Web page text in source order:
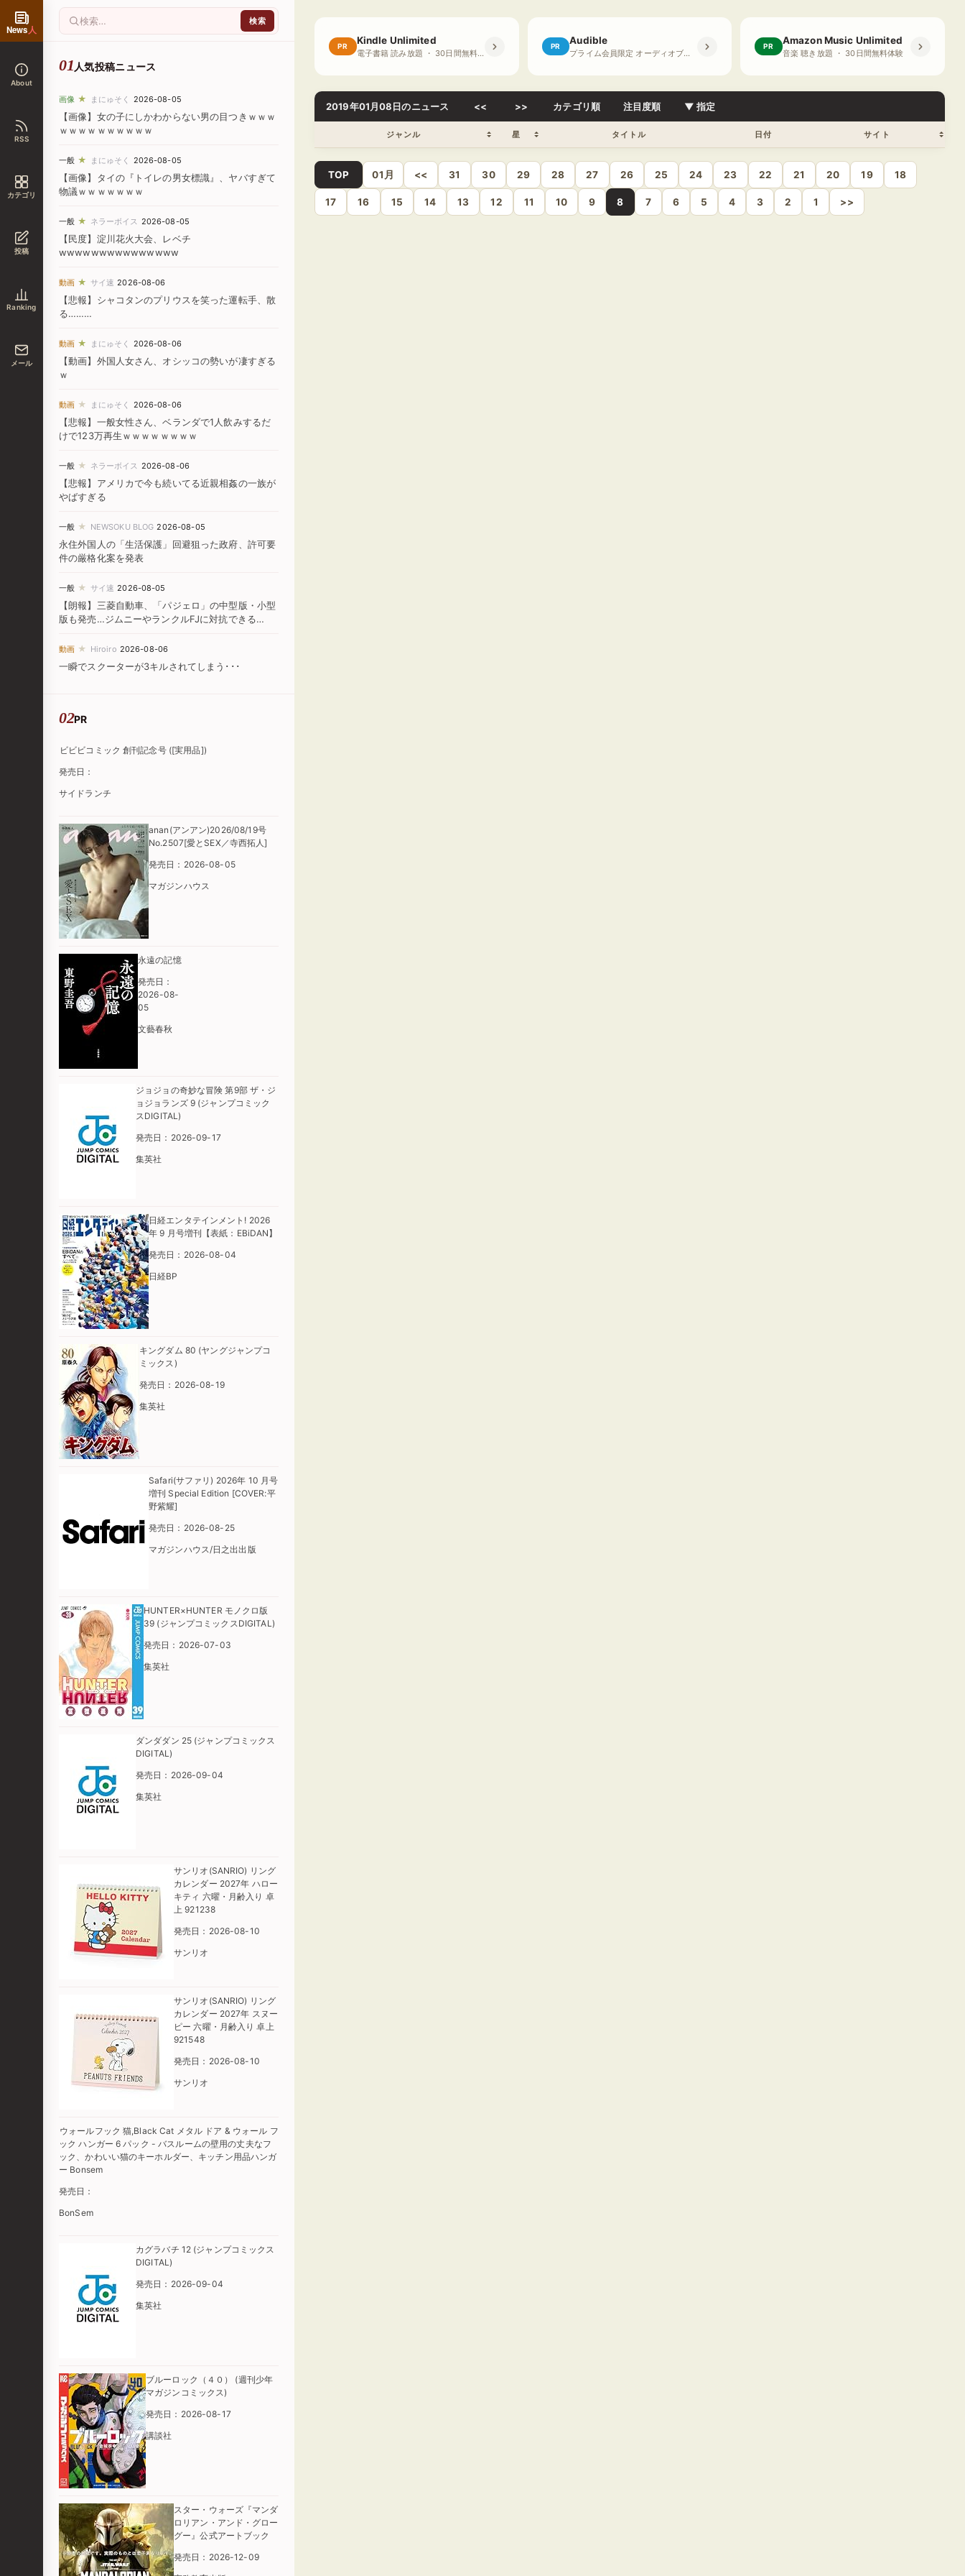
News人
About
RSS
カテゴリ
投稿
Ranking
メール
人気投稿ニュース
画像 ★ まにゅそく 2026-08-05
【画像】女の子にしかわからない男の目つきｗｗｗ
ｗｗｗｗｗｗｗｗｗｗ
一般 ★ まにゅそく 2026-08-05
【画像】タイの『トイレの男女標識』、ヤバすぎて
物議ｗｗｗｗｗｗｗ
一般 ★ ネラーボイス 2026-08-05
【民度】淀川花火大会、レベチ
wwwwwwwwwwwwwww
動画 ★ サイ速 2026-08-06
【悲報】シャコタンのプリウスを笑った運転手、散
る………
動画 ★ まにゅそく 2026-08-06
【動画】外国人女さん、オシッコの勢いが凄すぎる
ｗ
動画 ★ まにゅそく 2026-08-06
【悲報】一般女性さん、ベランダで1人飲みするだ
けで123万再生ｗｗｗｗｗｗｗｗ
一般 ★ ネラーボイス 2026-08-06
【悲報】アメリカで今も続いてる近親相姦の一族が
やばすぎる
一般 ★ NEWSOKU BLOG 2026-08-05
永住外国人の「生活保護」回避狙った政府、許可要
件の厳格化案を発表
一般 ★ サイ速 2026-08-05
【朗報】三菱自動車、「パジェロ」の中型版・小型
版も発売…ジムニーやランクルFJに対抗できる
動画 ★ Hiroiro 2026-08-06
一瞬でスクーターが3キルされてしまう･･･
PR
ビビビコミック 創刊記念号 ([実用品])
発売日：
サイドランチ
anan(アンアン)2026/08/19号
No.2507[愛とSEX／寺西拓人]
発売日：2026-08-05
マガジンハウス
永遠の記憶
発売日：
2026-08-
05
文藝春秋
ジョジョの奇妙な冒険 第9部 ザ・ジ
ョジョランズ 9 (ジャンプコミック
スDIGITAL)
発売日：2026-09-17
集英社
日経エンタテインメント! 2026
年 9 月号増刊【表紙：EBiDAN】
発売日：2026-08-04
日経BP
キングダム 80 (ヤングジャンプコ
ミックス)
発売日：2026-08-19
集英社
Safari(サファリ) 2026年 10 月号
増刊 Special Edition [COVER:平
野紫耀]
発売日：2026-08-25
マガジンハウス/日之出出版
HUNTER×HUNTER モノクロ版
39 (ジャンプコミックスDIGITAL)
発売日：2026-07-03
集英社
ダンダダン 25 (ジャンプコミックス
DIGITAL)
発売日：2026-09-04
集英社
サンリオ(SANRIO) リング
カレンダー 2027年 ハロー
キティ 六曜・月齢入り 卓
上 921238
発売日：2026-08-10
サンリオ
サンリオ(SANRIO) リング
カレンダー 2027年 スヌー
ピー 六曜・月齢入り 卓上
921548
発売日：2026-08-10
サンリオ
ウォールフック 猫,Black Cat メタル ドア & ウォール フ
ック ハンガー 6 パック - バスルームの壁用の丈夫なフ
ック、かわいい猫のキーホルダー、キッチン用品ハンガ
ー Bonsem
発売日：
BonSem
カグラバチ 12 (ジャンプコミックス
DIGITAL)
発売日：2026-09-04
集英社
ブルーロック（４０） (週刊少年
マガジンコミックス)
発売日：2026-08-17
講談社
スター・ウォーズ『マンダ
ロリアン・アンド・グロー
グー』公式アートブック
発売日：2026-12-09
PR Kindle Unlimited
電子書籍 読み放題 ・ 30日間無料体験
PR Audible
プライム会員限定 オーディオブック ・ 30日間無料体験
PR Amazon Music Unlimited
音楽 聴き放題 ・ 30日間無料体験
2019年01月08日のニュース << >> カテゴリ順 注目度順 ▼ 指定
ジャンル 星 タイトル 日付 サイト
TOP 01月 << 31 30 29 28 27 26 25 24 23 22 21 20 19 18
17 16 15 14 13 12 11 10 9 8 7 6 5 4 3 2 1 >>